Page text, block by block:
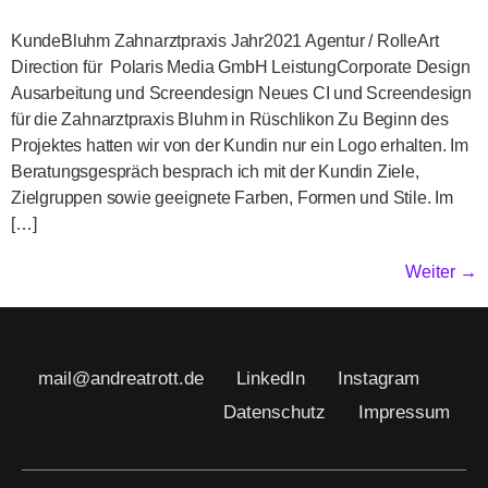
KundeBluhm Zahnarztpraxis Jahr2021 Agentur / RolleArt
Direction für Polaris Media GmbH LeistungCorporate Design
Ausarbeitung und Screendesign Neues CI und Screendesign
für die Zahnarztpraxis Bluhm in Rüschlikon Zu Beginn des
Projektes hatten wir von der Kundin nur ein Logo erhalten. Im
Beratungsgespräch besprach ich mit der Kundin Ziele,
Zielgruppen sowie geeignete Farben, Formen und Stile. Im
[…]
Weiter →
mail@andreatrott.de LinkedIn
Instagram
Impressum
Datenschutz